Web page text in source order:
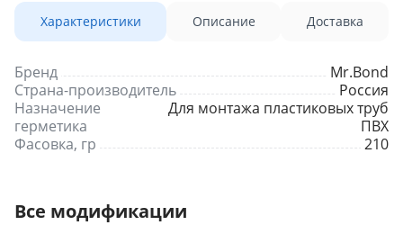
Характеристики Описание Доставка
Бренд
Mr.Bond
Страна-производитель
Россия
Назначение
герметика
Для монтажа пластиковых труб
ПВХ
Фасовка, гр
210
Все модификации